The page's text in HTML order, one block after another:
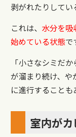
剥がれたりしてい
これは、水分を吸
始めている状態で
「小さなシミだ
が溜まり続け、
に進行することも
室内が